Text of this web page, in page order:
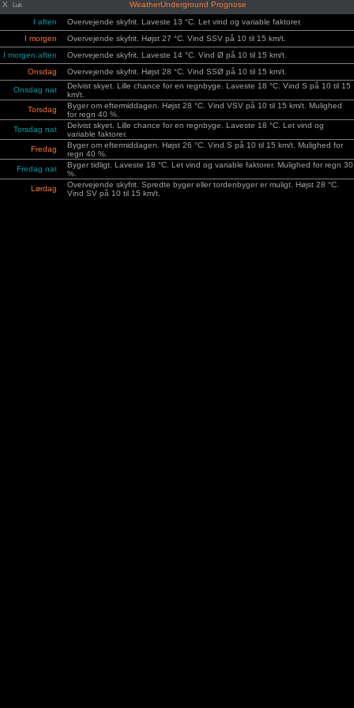
X Luk
WeatherUnderground Prognose
I aften
Overvejende skyfrit. Laveste 13 °C. Let vind og variable faktorer.
I morgen
Overvejende skyfrit. Højst 27 °C. Vind SSV på 10 til 15 km/t.
I morgen aften
Overvejende skyfrit. Laveste 14 °C. Vind Ø på 10 til 15 km/t.
Onsdag
Overvejende skyfrit. Højst 28 °C. Vind SSØ på 10 til 15 km/t.
Onsdag nat
Delvist skyet. Lille chance for en regnbyge. Laveste 18 °C. Vind S på 10 til 15
km/t.
Torsdag
Byger om eftermiddagen. Højst 28 °C. Vind VSV på 10 til 15 km/t. Mulighed
for regn 40 %.
Torsdag nat
Delvist skyet. Lille chance for en regnbyge. Laveste 18 °C. Let vind og
variable faktorer.
Fredag
Byger om eftermiddagen. Højst 26 °C. Vind S på 10 til 15 km/t. Mulighed for
regn 40 %.
Fredag nat
Byger tidligt. Laveste 18 °C. Let vind og variable faktorer. Mulighed for regn 30
%.
Lørdag
Overvejende skyfrit. Spredte byger eller tordenbyger er muligt. Højst 28 °C.
Vind SV på 10 til 15 km/t.